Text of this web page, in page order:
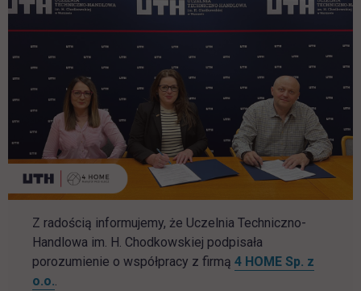
Z radością informujemy, że Uczelnia Techniczno-
Handlowa im. H. Chodkowskiej podpisała
porozumienie o współpracy z firmą 4 HOME Sp. z
o.o.